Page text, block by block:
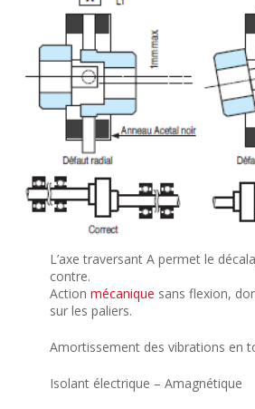
L’axe traversant A permet le
contre.
Action mécanique sans flexion,
sur les paliers.
Amortissement des vibrations en
Isolant électrique – Amagnétique